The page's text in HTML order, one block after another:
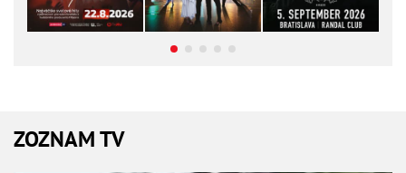
ZOZNAM TV